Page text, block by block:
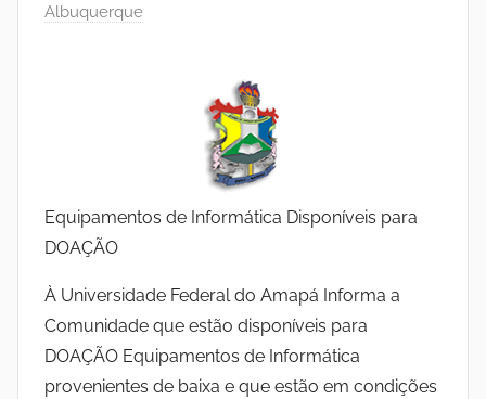
Albuquerque
Equipamentos de Informática Disponíveis para
DOAÇÃO
À Universidade Federal do Amapá Informa a
Comunidade que estão disponíveis para
DOAÇÃO Equipamentos de Informática
provenientes de baixa e que estão em condições